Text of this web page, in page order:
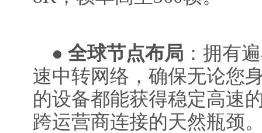
● 全球节点布局 ：拥有
速中转网络，确保无论您
的设备都能获得稳定高速
跨运营商连接的天然瓶颈